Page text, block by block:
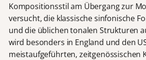
Kompositionsstil am Übergang zur
versucht, die klassische sinfonische
und die üblichen tonalen Strukturen
wird besonders in England und den
meistaufgeführten, zeitgenössischen